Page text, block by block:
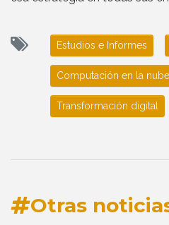
Estudios e Informes
Computación en la nube
Transformación digital
Otras